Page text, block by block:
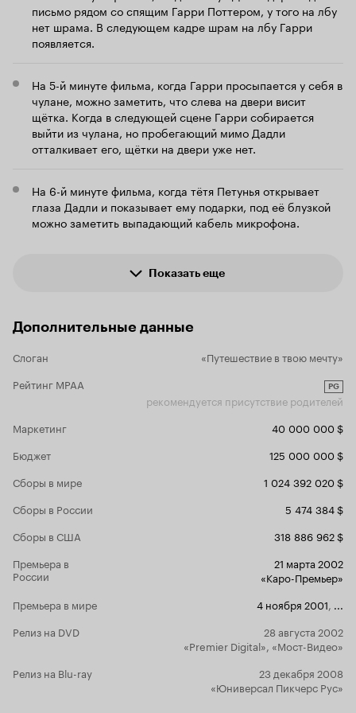
первого романа Роулинг. Самое главное
преимущество Коламбуса, как режиссёра,
заключается в том, что он умеет снимать
фильмы о детях, чем уже доказал в своём роде
хоть и разные по жанру, но, по сути,
отображают одно и то же – мир детей, их
взгляды на реалии происходящего вокруг).
Коламбус очень удачно и органично подобрал
актёрский состав, с которым ему пришлось
работать впоследствии и во второй
игре именно его принципами и советами, так
как первая игра налагает весомый отпечаток
на последующие работы). Коламбус весьма
превратить фильм в диссонанс игры
дебютантов и закоренелых мастеров в данном
фильм, в большинстве своём, смотрят именно
маленькие зрители, которые очень
чувствительны к проявлению фальши. Они
феноменально чувствуют ложь и не любят,
когда их обманывают. Но фильм Коламбуса
магический мирок, такой же хрупкий, как и их
собственный, и эта режиссёрская хватка и
сделала экранизацию первого романа о Гарри
Поттере не комом, а крепким фильмом,
Коламбуса! III. Памяти Ричарда Харриса:
мудрый и ироничный, величественный и
всеми читателями «Гарри Поттера» Альбусом
борьбе с раком, актёр многих замечательных
ролей, но ушедший из мира с блистательным и
хрестоматийный образ директора Хогвартса.
играть, он уже никогда не заменит Харриса,
истинного аристократического Дамблдора,
для которого всеведение – страдание,
мудрость – простота, а любовь – счастье.
Харрис играет того самого Дамблдора, эпоха
письмо рядом со спящим Гарри Поттером, у того на лбу
нет шрама. В следующем кадре шрам на лбу Гарри
появляется.
На 5-й минуте фильма, когда Гарри просыпается у себя в
чулане, можно заметить, что слева на двери висит
щётка. Когда в следующей сцене Гарри собирается
выйти из чулана, но пробегающий мимо Дадли
отталкивает его, щётки на двери уже нет.
На 6-й минуте фильма, когда тётя Петунья открывает
глаза Дадли и показывает ему подарки, под её блузкой
можно заметить выпадающий кабель микрофона.
Показать еще
Дополнительные данные
Слоган
«Путешествие в твою мечту»
Рейтинг MPAA
PG
рекомендуется присутствие родителей
Маркетинг
40 000 000 $
Бюджет
125 000 000 $
Сборы в мире
1 024 392 020 $
Сборы в России
5 474 384 $
Сборы в США
318 886 962 $
Премьера в
России
21 марта 2002
«Каро-Премьер»
Премьера в мире
4 ноября 2001
Релиз на DVD
28 августа 2002
«Premier Digital», «Мост-Видео»
Релиз на Blu-ray
23 декабря 2008
«Юниверсал Пикчерс Рус»